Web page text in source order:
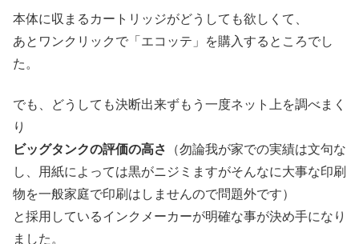
本体に収まるカートリッジがどうしても欲しくて、
あとワンクリックで「エコッテ」を購入するところでし
た。
でも、どうしても決断出来ずもう一度ネット上を調べまく
り
ビッグタンクの評価の高さ
（勿論我が家での実績は文句な
し、用紙によっては黒がニジミますがそんなに大事な印刷
物を一般家庭で印刷はしませんので問題外です）
と採用しているインクメーカーが明確な事が決め手になり
ました。